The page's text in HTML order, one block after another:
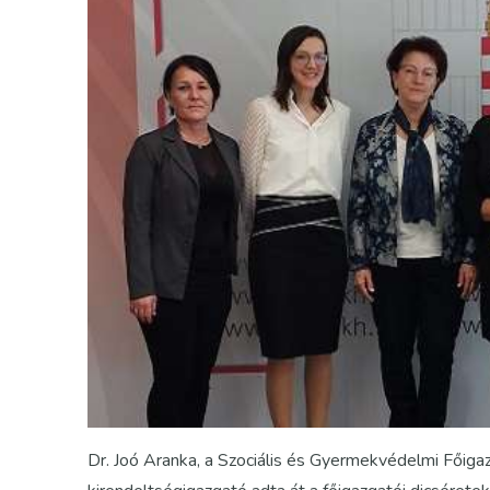
Dr. Joó Aranka, a Szociális és Gyermekvédelmi